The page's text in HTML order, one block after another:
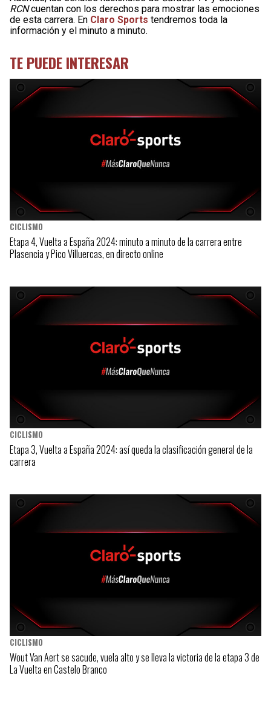
RCNcuentan con los derechos para mostrar las emociones
de esta carrera. En Claro Sports tendremos toda la
información y el minuto a minuto.
TE PUEDE INTERESAR
CICLISMO
Etapa 4, Vuelta a España 2024: minuto a minuto de la carrera entre
Plasencia y Pico Villuercas, en directo online
CICLISMO
Etapa 3, Vuelta a España 2024: así queda la clasificación general de la
carrera
CICLISMO
Wout Van Aert se sacude, vuela alto y se lleva la victoria de la etapa 3 de
La Vuelta en Castelo Branco